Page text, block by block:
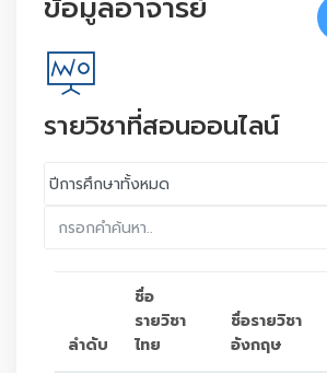
รายวิชาที่สอนออนไลน์
ลำดับ
ชื่อ
รายวิชา
ไทย
ชื่อรายวิชา
อังกฤษ